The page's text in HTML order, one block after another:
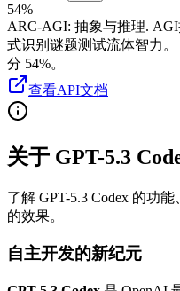
54%
ARC-AGI: 抽象与推理.
式识别谜题测试流体智力。
分 54%。
查看API文档
关于 GPT-5.3
了解 GPT-5.3 Codex 的功
的效果。
自主开发的新纪元